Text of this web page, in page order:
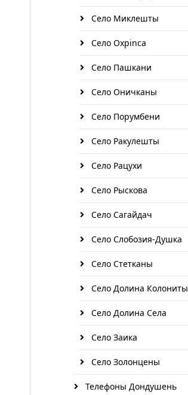
Село Миклешты
Село Охрinca
Село Пашкани
Село Оничканы
Село Порумбени
Село Ракулешты
Село Рацухи
Село Рыскова
Село Сагайдач
Село Слобозия-Душка
Село Стетканы
Село Долина Колониты
Село Долина Села
Село Заика
Село Золонцены
Телефоны Дондушень